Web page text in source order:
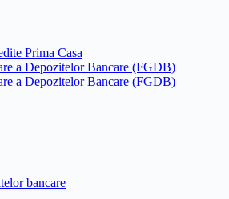
Prima Casa
a Depozitelor Bancare (FGDB)
a Depozitelor Bancare (FGDB)
bancare